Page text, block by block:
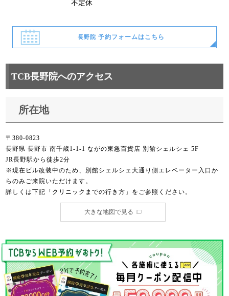
不定休
長野院 予約フォームはこちら
TCB長野院へのアクセス
所在地
〒380-0823
長野県 長野市 南千歳1-1-1 ながの東急百貨店 別館シェルシェ 5F
JR長野駅から徒歩2分
※現在ビル改装中のため、別館シェルシェ大通り側エレベーター入口か
らのみご来院いただけます。
詳しくは下記「クリニックまでの行き方」をご参照ください。
大きな地図で見る